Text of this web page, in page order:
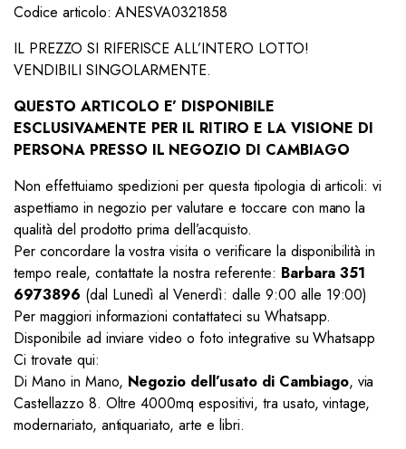
Codice articolo: ANESVA0321858
IL PREZZO SI RIFERISCE ALL’INTERO LOTTO!
VENDIBILI SINGOLARMENTE.
QUESTO ARTICOLO E’ DISPONIBILE
ESCLUSIVAMENTE PER IL RITIRO E LA VISIONE DI
PERSONA PRESSO IL NEGOZIO DI CAMBIAGO
Non effettuiamo spedizioni per questa tipologia di articoli: vi
aspettiamo in negozio per valutare e toccare con mano la
qualità del prodotto prima dell’acquisto.
Per concordare la vostra visita o verificare la disponibilità in
tempo reale, contattate la nostra referente: Barbara 351
6973896 (dal Lunedì al Venerdì: dalle 9:00 alle 19:00)
Per maggiori informazioni contattateci su Whatsapp.
Disponibile ad inviare video o foto integrative su Whatsapp
Ci trovate qui:
Di Mano in Mano, Negozio dell’usato di Cambiago, via
Castellazzo 8. Oltre 4000mq espositivi, tra usato, vintage,
modernariato, antiquariato, arte e libri.